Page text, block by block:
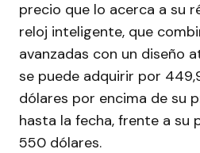
precio que lo acerca a su
reloj inteligente, que
avanzadas con un diseño
se puede adquirir por
dólares por encima de su
hasta la fecha, frente a su
550 dólares.